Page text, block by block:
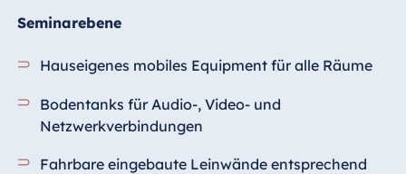
Seminarebene
Hauseigenes mobiles Equipment für alle Räume
Bodentanks für Audio-, Video- und
Netzwerkverbindungen
Fahrbare eingebaute Leinwände entsprechend